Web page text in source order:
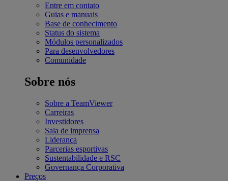
Entre em contato
Guias e manuais
Base de conhecimento
Status do sistema
Módulos personalizados
Para desenvolvedores
Comunidade
Sobre nós
Sobre a TeamViewer
Carreiras
Investidores
Sala de imprensa
Liderança
Parcerias esportivas
Sustentabilidade e RSC
Governança Corporativa
Preços